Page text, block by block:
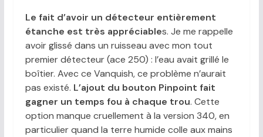
Le fait d’avoir un détecteur entièrement
étanche est très appréciables. Je me rappelle
avoir glissé dans un ruisseau avec mon tout
premier détecteur (ace 250) : l’eau avait grillé le
boîtier. Avec ce Vanquish, ce problème n’aurait
pas existé. L’ajout du bouton Pinpoint fait
gagner un temps fou à chaque trou. Cette
option manque cruellement à la version 340, en
particulier quand la terre humide colle aux mains